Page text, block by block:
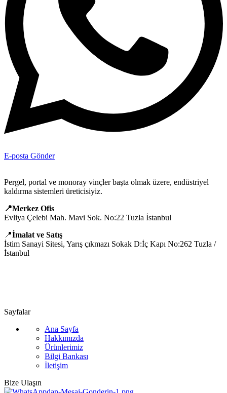
E-posta Gönder
Pergel, portal ve monoray vinçler başta olmak üzere, endüstriyel
kaldırma sistemleri üreticisiyiz.
📍Merkez Ofis
Evliya Çelebi Mah. Mavi Sok. No:22 Tuzla İstanbul
📍İmalat ve Satış
İstim Sanayi Sitesi, Yarış çıkmazı Sokak D:İç Kapı No:262 Tuzla /
İstanbul
Sayfalar
Ana Sayfa
Hakkımızda
Ürünlerimiz
Bilgi Bankası
İletişim
Bize Ulaşın